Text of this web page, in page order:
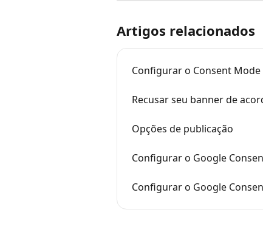
Artigos relacionados
Configurar o Consent
Recusar seu banner de
Opções de publicação
Configurar o Google
Configurar o Google